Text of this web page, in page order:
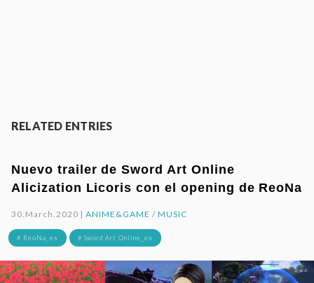
RELATED ENTRIES
Nuevo trailer de Sword Art Online
Alicization Licoris con el opening de ReoNa
30.March.2020 |ANIME&GAME / MUSIC
# ReoNa_es # Sword Art Online_es